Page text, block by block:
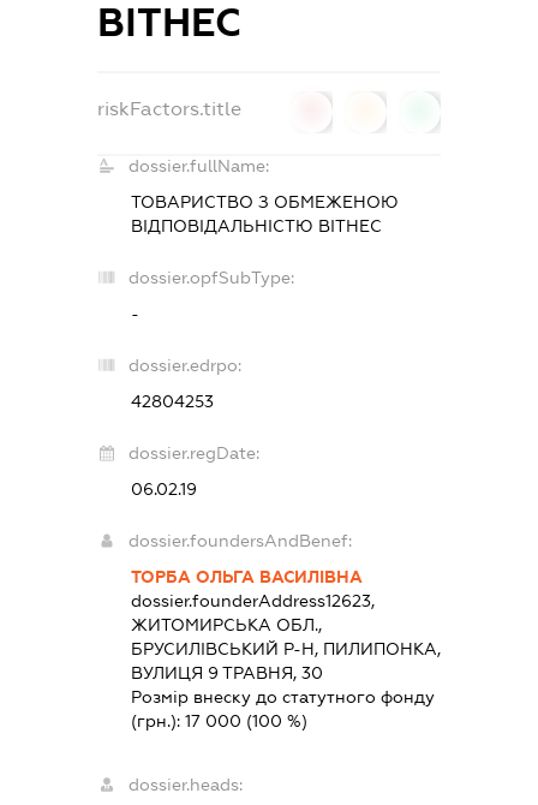
ВІТНЕС
riskFactors.title
dossier.fullName:
ТОВАРИСТВО З ОБМЕЖЕНОЮ
ВІДПОВІДАЛЬНІСТЮ ВІТНЕС
dossier.opfSubType:
-
dossier.edrpo:
42804253
dossier.regDate:
06.02.19
dossier.foundersAndBenef:
ТОРБА ОЛЬГА ВАСИЛІВНА
dossier.founderAddress12623,
ЖИТОМИРСЬКА ОБЛ.,
БРУСИЛІВСЬКИЙ Р-Н, ПИЛИПОНКА,
ВУЛИЦЯ 9 ТРАВНЯ, 30
Розмір внеску до статутного фонду
(грн.): 17 000 (100 %)
dossier.heads: